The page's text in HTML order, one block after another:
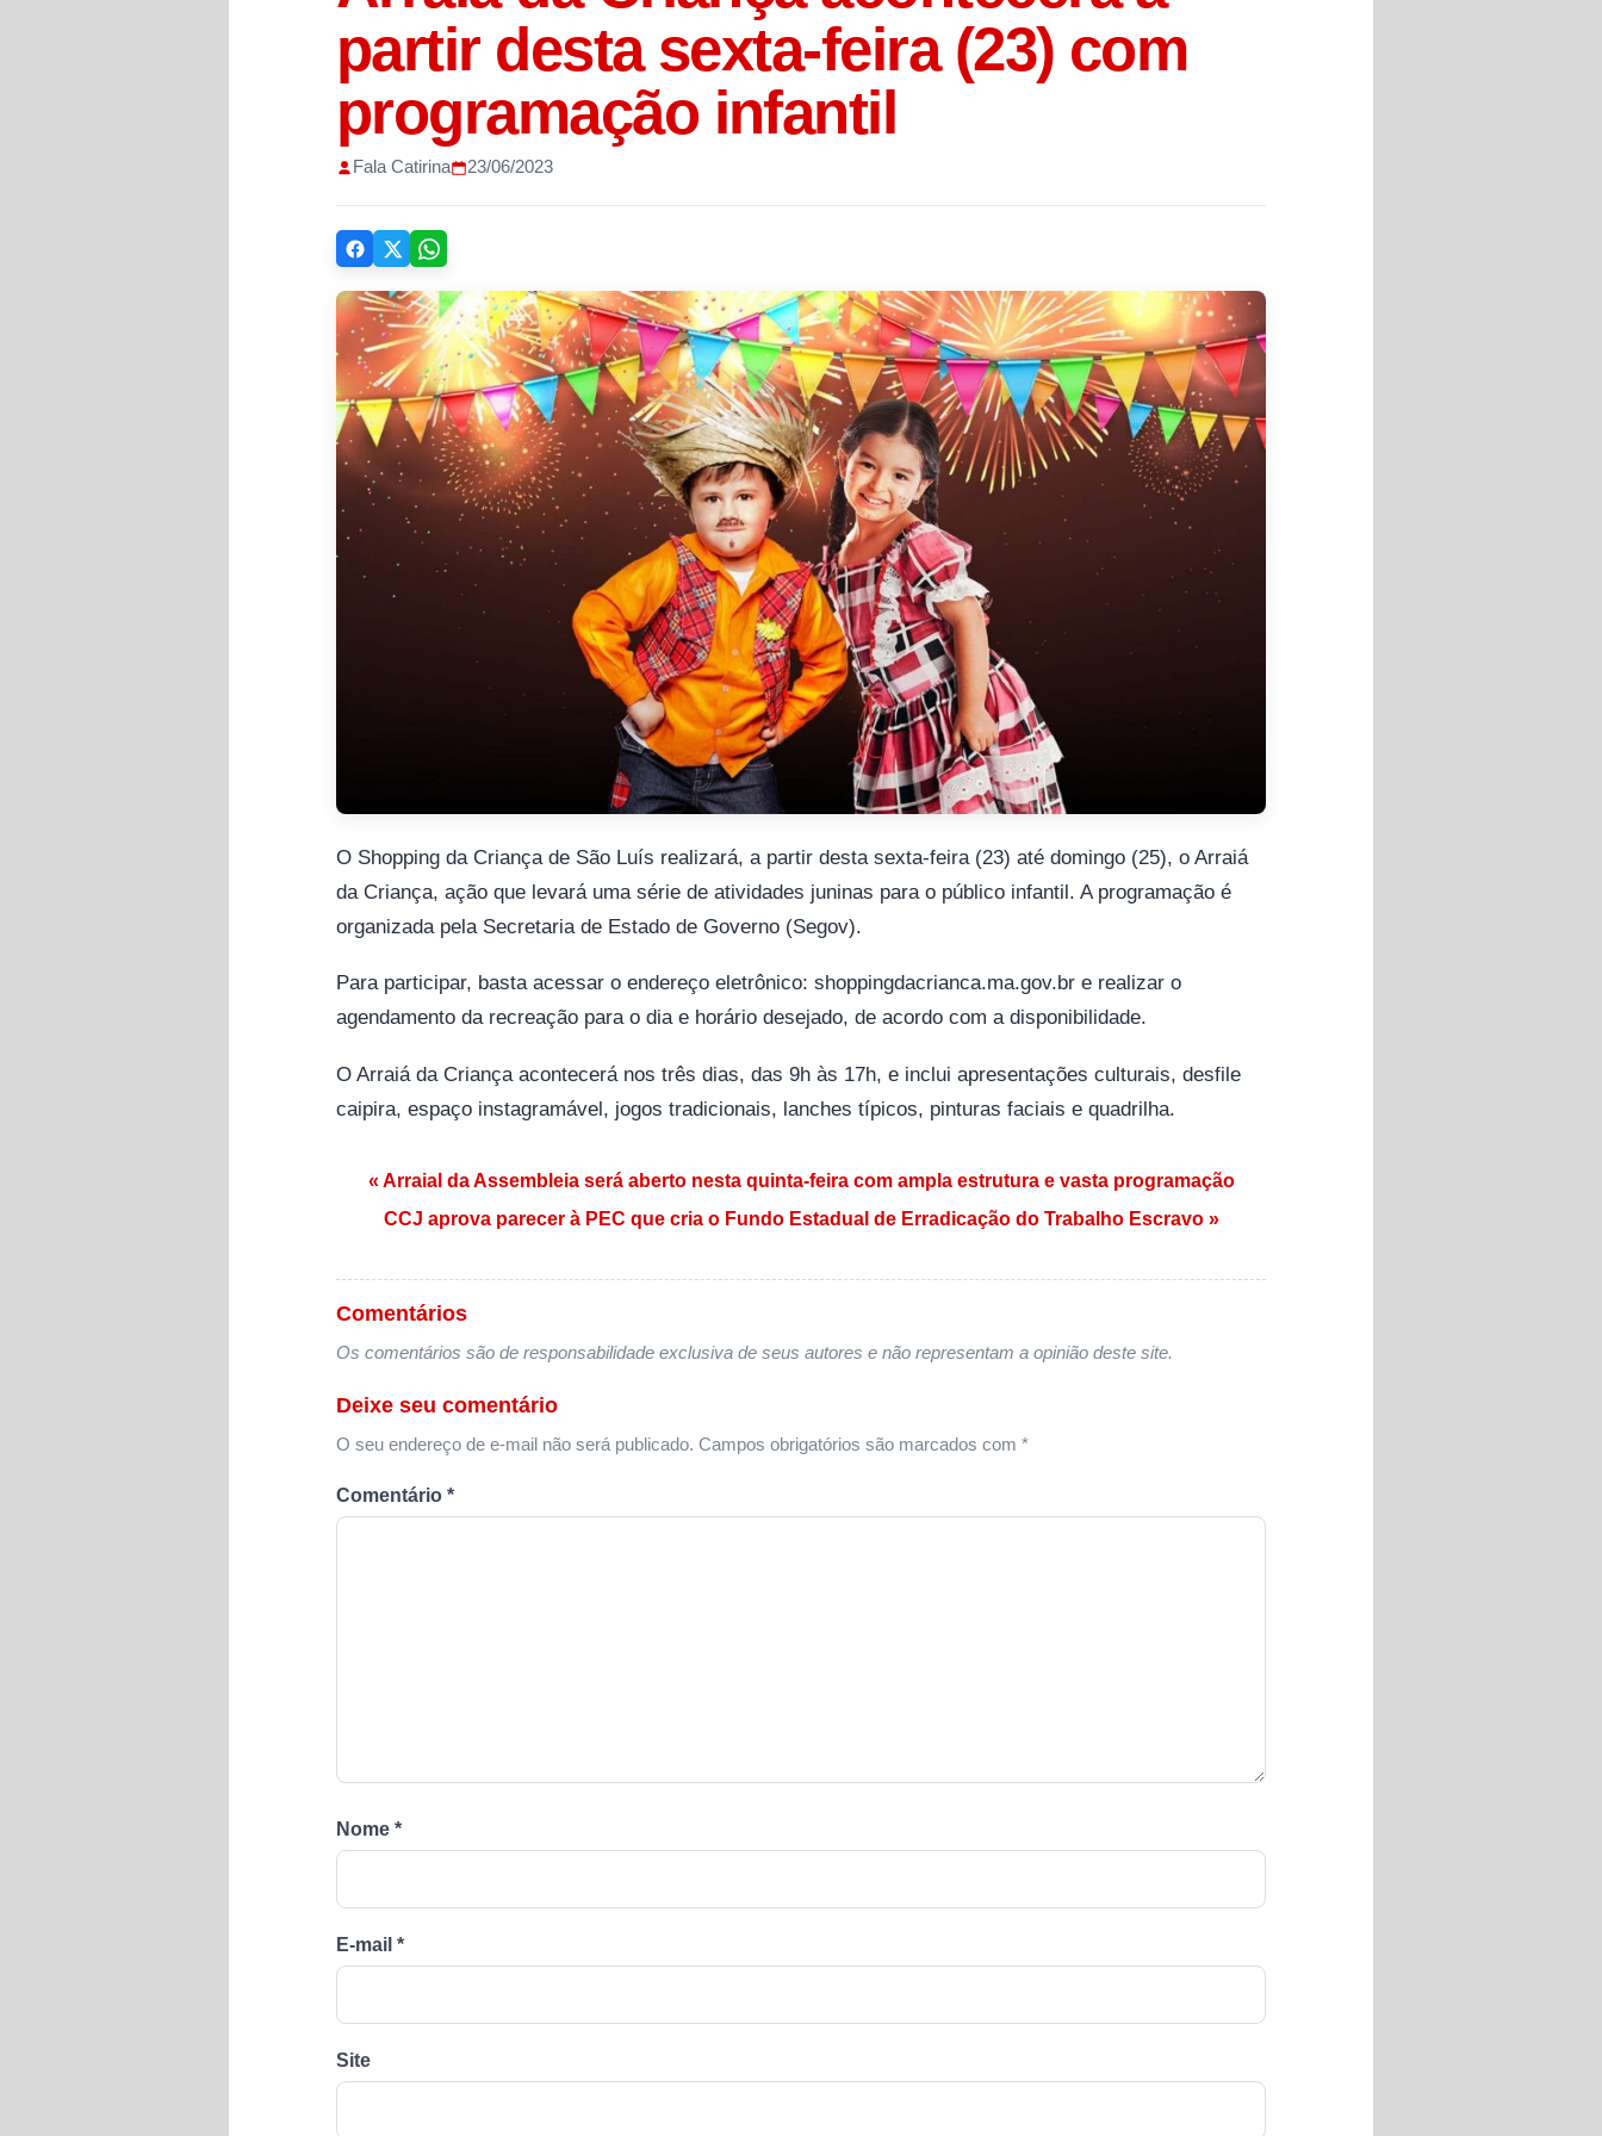
partir desta sexta-feira (23) com
programação infantil
Fala Catirina 23/06/2023
O Shopping da Criança de São Luís realizará, a partir desta sexta-feira (23) até domingo (25), o Arraiá
da Criança, ação que levará uma série de atividades juninas para o público infantil. A programação é
organizada pela Secretaria de Estado de Governo (Segov).
Para participar, basta acessar o endereço eletrônico: shoppingdacrianca.ma.gov.br e realizar o
agendamento da recreação para o dia e horário desejado, de acordo com a disponibilidade.
O Arraiá da Criança acontecerá nos três dias, das 9h às 17h, e inclui apresentações culturais, desfile
caipira, espaço instagramável, jogos tradicionais, lanches típicos, pinturas faciais e quadrilha.
Navegação de Post
« Arraial da Assembleia será aberto nesta quinta-feira com ampla estrutura e vasta programação
CCJ aprova parecer à PEC que cria o Fundo Estadual de Erradicação do Trabalho Escravo »
Comentários
Os comentários são de responsabilidade exclusiva de seus autores e não representam a opinião deste site.
Deixe seu comentário
O seu endereço de e-mail não será publicado. Campos obrigatórios são marcados com *
Comentário *
Nome *
E-mail *
Site